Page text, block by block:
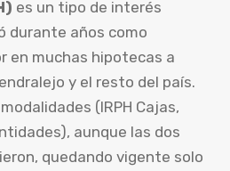
es un tipo de interés
durante años como
en muchas hipotecas a
y el resto del país.
(IRPH Cajas,
aunque las dos
quedando vigente solo